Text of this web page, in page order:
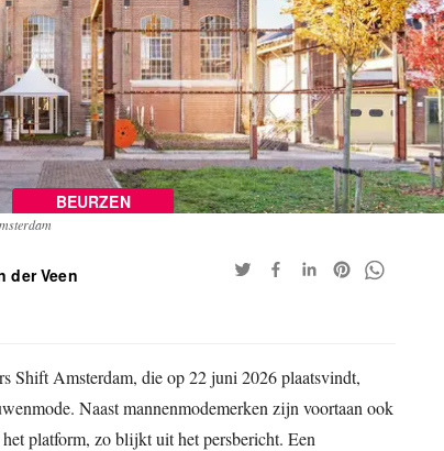
BEURZEN
der Veen
Shift Amsterdam, die op 22 juni 2026 plaatsvindt,
Naast mannenmodemerken zijn voortaan ook
platform, zo blijkt uit het persbericht. Een